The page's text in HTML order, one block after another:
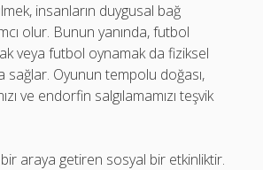
insanların duygusal bağ
olur. Bunun yanında, futbol
veya futbol oynamak da fiziksel
sağlar. Oyunun tempolu doğası,
ve endorfin salgılamamızı teşvik
araya getiren sosyal bir etkinliktir.